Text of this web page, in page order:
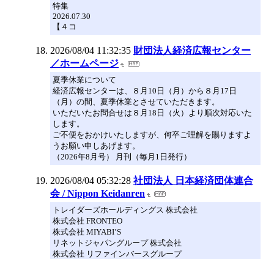
特集
2026.07.30
【４コ
2026/08/04 11:32:35 財団法人経済広報センター
／ホームページ
夏季休業について
経済広報センターは、８月10日（月）から８月17日
（月）の間、夏季休業とさせていただきます。
いただいたお問合せは８月18日（火）より順次対応いた
します。
ご不便をおかけいたしますが、何卒ご理解を賜りますよ
うお願い申しあげます。
（2026年8月号） 月刊（毎月1日発行）
2026/08/04 05:32:28 社団法人 日本経済団体連合
会 / Nippon Keidanren
トレイダーズホールディングス 株式会社
株式会社 FRONTEO
株式会社 MIYABI’S
リネットジャパングループ 株式会社
株式会社 リファインバースグループ